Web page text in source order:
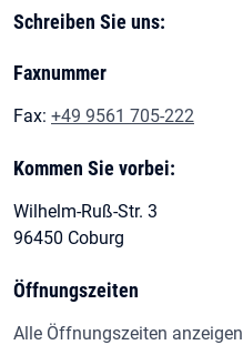
Schreiben Sie uns:
Faxnummer
Fax: +49 9561 705-222
Kommen Sie vorbei:
Wilhelm-Ruß-Str. 3
96450 Coburg
Öffnungszeiten
Alle Öffnungszeiten anzeigen